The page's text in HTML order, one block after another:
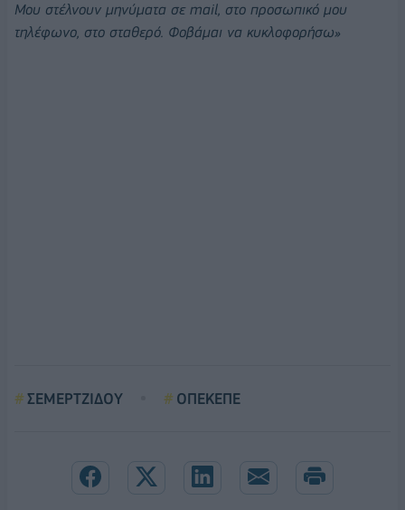
Μου στέλνουν μηνύματα σε mail, στο προσωπικό μου
τηλέφωνο, στο σταθερό. Φοβάμαι να κυκλοφορήσω»
ΣΕΜΕΡΤΖΙΔΟΥ ΟΠΕΚΕΠΕ